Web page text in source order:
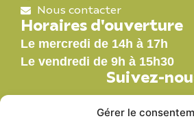
Gérer le
Nous contacter
Horaires d'ouverture
Le mercredi de 14h à 17h
Le vendredi de 9h à 15h30
Suivez-